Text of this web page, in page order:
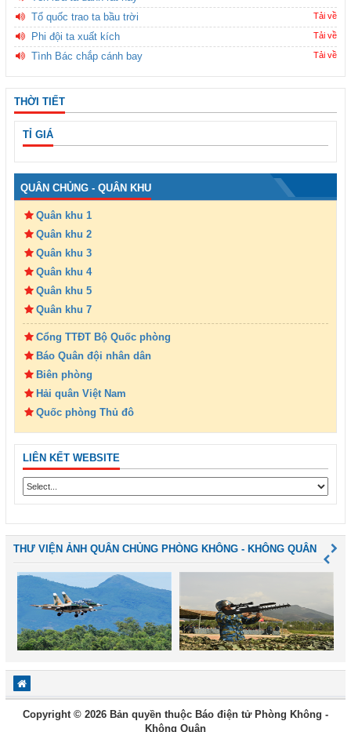
Tổ quốc trao ta bầu trời Tải về
Phi đội ta xuất kích Tải về
Tình Bác chắp cánh bay Tải về
THỜI TIẾT
TỈ GIÁ
QUÂN CHỦNG - QUÂN KHU
Quân khu 1
Quân khu 2
Quân khu 3
Quân khu 4
Quân khu 5
Quân khu 7
Cổng TTĐT Bộ Quốc phòng
Báo Quân đội nhân dân
Biên phòng
Hải quân Việt Nam
Quốc phòng Thủ đô
LIÊN KẾT WEBSITE
THƯ VIỆN ẢNH QUÂN CHỦNG PHÒNG KHÔNG - KHÔNG QUÂN
Copyright © 2026 Bản quyền thuộc Báo điện tử Phòng Không -
Không Quân